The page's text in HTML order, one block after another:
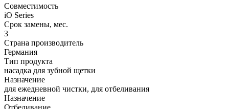
Совместимость
iO Series
Срок замены, мес.
3
Страна производитель
Германия
Тип продукта
насадка для зубной щетки
Назначение
для ежедневной чистки, для отбеливания
Назначение
Отбеливание